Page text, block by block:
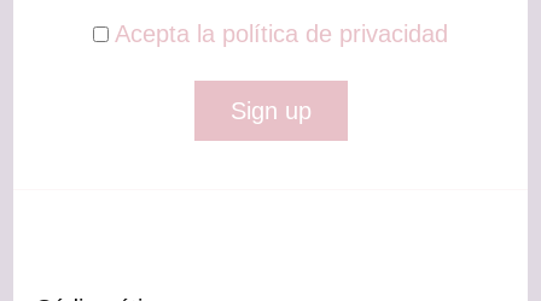
Acepta la política de privacidad